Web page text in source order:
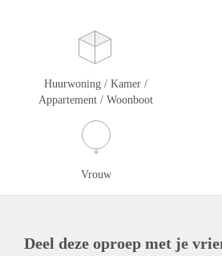
Huurwoning / Kamer /
Appartement / Woonboot
Vrouw
Deel deze oproep met je